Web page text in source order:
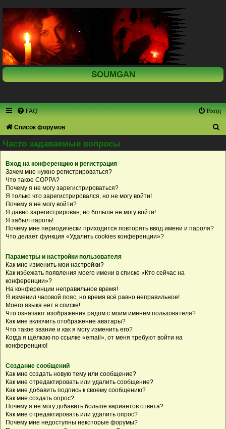
SOUMGAN
FAQ Вход
Список форумов
и
Часто задаваемые вопросы
Вход на конференцию и регистрация
Зачем мне нужно регистрироваться?
Что такое COPPA?
Почему я не могу зарегистрироваться?
Я только что зарегистрировался, но не могу войти!
Почему я не могу войти?
Я давно зарегистрирован, но больше не могу войти!
Я забыл пароль!
Почему мне периодически приходится повторять ввод имени и пароля?
Что делает функция «Удалить cookies конференции»?
Параметры и настройки пользователя
Как мне изменить мои настройки?
Как избежать появления моего имени в списке «Кто сейчас на
конференции»?
На конференции неправильное время!
Я изменил часовой пояс, но время всё равно неправильное!
Моего языка нет в списке!
Что означают изображения рядом с моим именем пользователя?
Как мне включить отображение аватары?
Что такое звание и как я могу изменить его?
Когда я щёлкаю по ссылке «email», от меня требуют войти на
конференцию!
Создание сообщений
Как мне создать новую тему или сообщение?
Как мне отредактировать или удалить сообщение?
Как мне добавить подпись к своему сообщению?
Как мне создать опрос?
Почему я не могу добавить больше вариантов ответа?
Как мне отредактировать или удалить опрос?
Почему мне недоступны некоторые форумы?